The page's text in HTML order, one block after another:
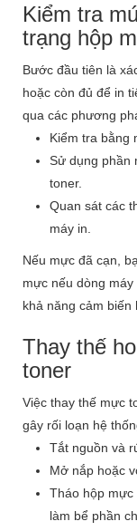
Kiểm tra
trạng hộp
Bước đầu tiên là
hoặc còn đủ để in
qua các phương
Kiểm tra bằng
Sử dụng phần
toner.
Quan sát các
máy in.
Nếu mực đã cạn,
mực nếu dòng
khả năng cảm biến
Thay thế
toner
Việc thay thế mực
gây rối loạn hệ
Tắt nguồn và
Mở nắp hoặc
Tháo hộp mực
làm bể phần